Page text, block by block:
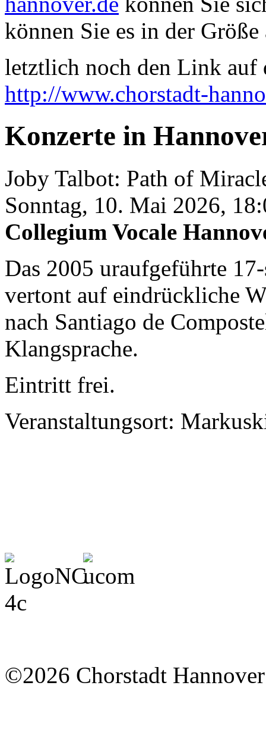
können Sie es in der
letztlich noch den Link auf
http://www.chorstadt-
Konzerte in
Joby Talbot: Path of
Sonntag, 10. Mai 2026,
Collegium Vocale
Das 2005 uraufgeführte
vertont auf eindrückliche
nach Santiago de
Klangsprache.
Eintritt frei.
Veranstaltungsort:
©2026 Chorstadt Hannover